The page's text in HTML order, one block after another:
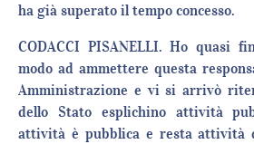
ha già superato il tempo concesso.
CODACCI PISANELLI. Ho quasi
modo ad ammettere questa
Amministrazione e vi si arrivò
dello Stato esplichino attività
attività è pubblica e resta attività